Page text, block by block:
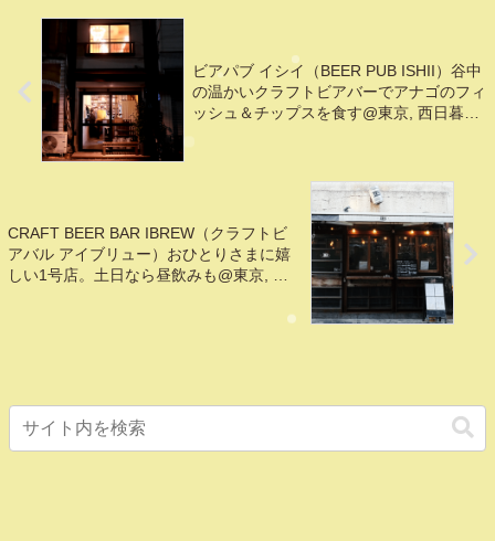
ビアパブ イシイ（BEER PUB ISHII）谷中
の温かいクラフトビアバーでアナゴのフィ
ッシュ＆チップスを食す@東京, 西日暮里,
CRAFT BEER BAR IBREW（クラフトビ
アバル アイブリュー）おひとりさまに嬉
しい1号店。土日なら昼飲みも@東京, 有